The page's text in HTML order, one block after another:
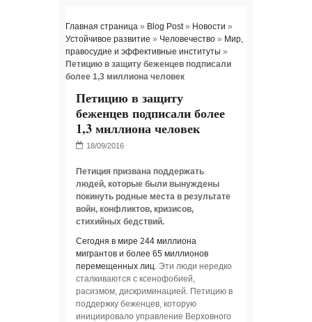
Главная страница » Blog Post» Новости »
Устойчивое развитие » Человечество » Мир,
правосудие и эффективные институты »
Петицию в защиту беженцев подписали
более 1,3 миллиона человек
Петицию в защиту
беженцев подписали более
1,3 миллиона человек
Петиция призвана поддержать
людей, которые были вынуждены
покинуть родные места в результате
войн, конфликтов, кризисов,
стихийных бедствий.
Сегодня в мире 244 миллиона
мигрантов и более 65 миллионов
перемещенных лиц. Эти люди нередко
сталкиваются с ксенофобией,
расизмом, дискриминацией. Петицию в
поддержку беженцев, которую
инициировало управление Верховного